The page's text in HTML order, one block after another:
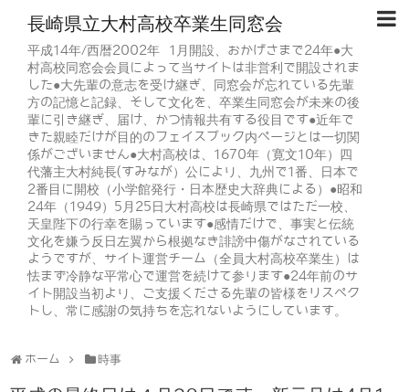
長崎県立大村高校卒業生同窓会
平成14年/西暦2002年 1月開設、おかげさまで24年●大
村高校同窓会会員によって当サイトは非営利で開設されま
した●大先輩の意志を受け継ぎ、同窓会が忘れている先輩
方の記憶と記録、そして文化を、卒業生同窓会が未来の後
輩に引き継ぎ、届け、かつ情報共有する役目です●近年で
きた親睦だけが目的のフェイスブック内ページとは一切関
係がございません●大村高校は、1670年（寛文10年）四
代藩主大村純長(すみなが）公により、九州で1番、日本で
2番目に開校（小学館発行・日本歴史大辞典による）●昭和
24年（1949）5月25日大村高校は長崎県ではただ一校、
天皇陛下の行幸を賜っています●感情だけで、事実と伝統
文化を嫌う反日左翼から根拠なき誹謗中傷がなされている
ようですが、サイト運営チーム（全員大村高校卒業生）は
怯まず冷静な平常心で運営を続けて参ります●24年前のサ
イト開設当初より、ご支援くださる先輩の皆様をリスペク
トし、常に感謝の気持ちを忘れないようにしています。
ホーム 時事